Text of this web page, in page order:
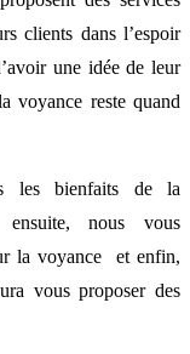
clients dans l’espoir
une idée de leur
voyance reste quand
les bienfaits de la
nous vous
la voyance et enfin,
vous proposer des